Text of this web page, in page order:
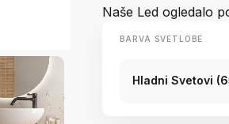
Naše Led ogledalo
BARVA SVETLOBE
Hladni Svetovi